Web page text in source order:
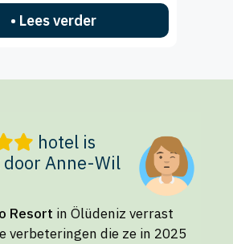
• Lees verder
hotel is
door Anne-Wil
Resort in Ölüdeniz verrast
verbeteringen die ze in 2025